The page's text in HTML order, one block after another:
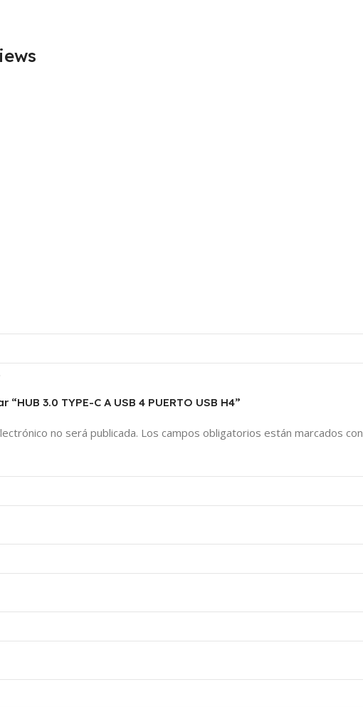
3.0 TYPE-C A USB 4 PUERTO USB H4”
no será publicada. Los campos obligatorios están marcados con